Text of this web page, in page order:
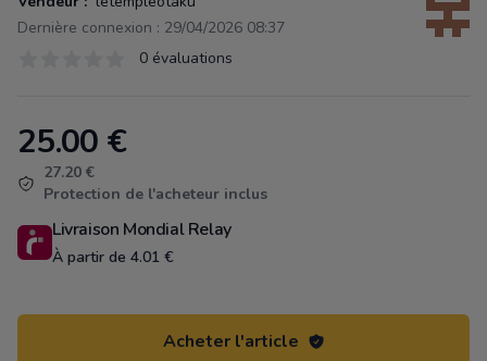
Dernière connexion : 29/04/2026 08:37
0 évaluations
Product information
25.00 €
27.20 €
Protection de l'acheteur inclus
Livraison Mondial Relay
À partir de 4.01 €
Acheter l'article